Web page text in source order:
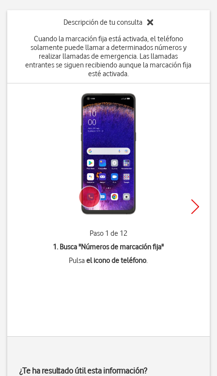
Descripción de tu consulta
Cuando la marcación fija está activada, el teléfono
solamente puede llamar a determinados números y
realizar llamadas de emergencia. Las llamadas
entrantes se siguen recibiendo aunque la marcación fija
esté activada.
Paso 1 de 12
1. Busca "Números de marcación fija"
Pulsael icono de teléfono.
¿Te ha resultado útil esta información?